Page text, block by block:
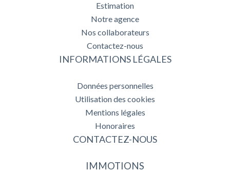
Estimation
Notre agence
Nos collaborateurs
Contactez-nous
INFORMATIONS LÉGALES
Données personnelles
Utilisation des cookies
Mentions légales
Honoraires
CONTACTEZ-NOUS
IMMOTIONS